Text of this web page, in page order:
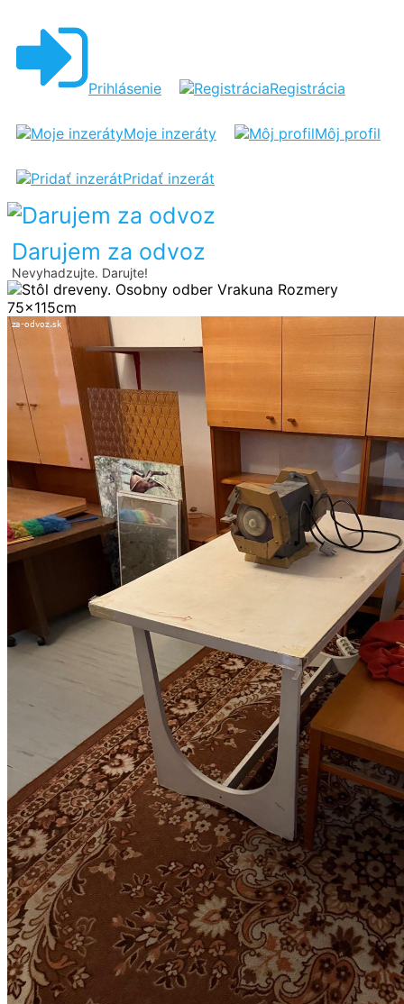
Prihlásenie Registrácia
Moje inzeráty Môj profil
Pridať inzerát
Darujem za odvoz
Nevyhadzujte. Darujte!